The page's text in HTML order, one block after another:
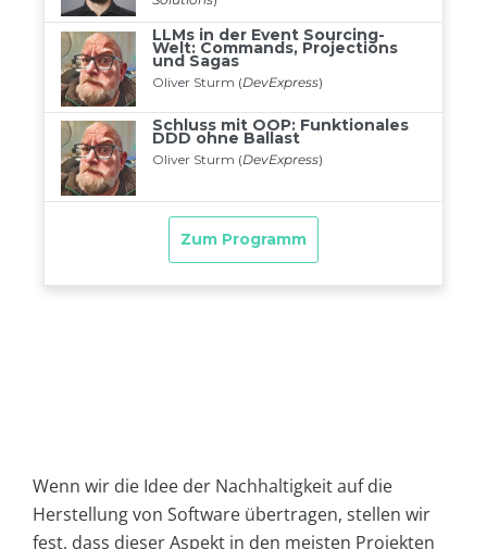
Wenn wir die Idee der Nachhaltigkeit auf die
Herstellung von Software übertragen, stellen wir
fest, dass dieser Aspekt in den meisten Projekten